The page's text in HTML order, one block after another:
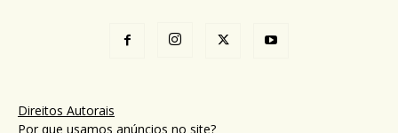
Direitos Autorais
Por que usamos anúncios no site?